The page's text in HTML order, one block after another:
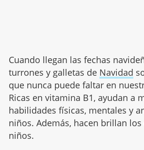
Cuando llegan las fechas
turrones y galletas de Navidad
que nunca puede faltar en
Ricas en vitamina B1, ayudan a
habilidades físicas, mentales y
niños. Además, hacen brillan
niños.